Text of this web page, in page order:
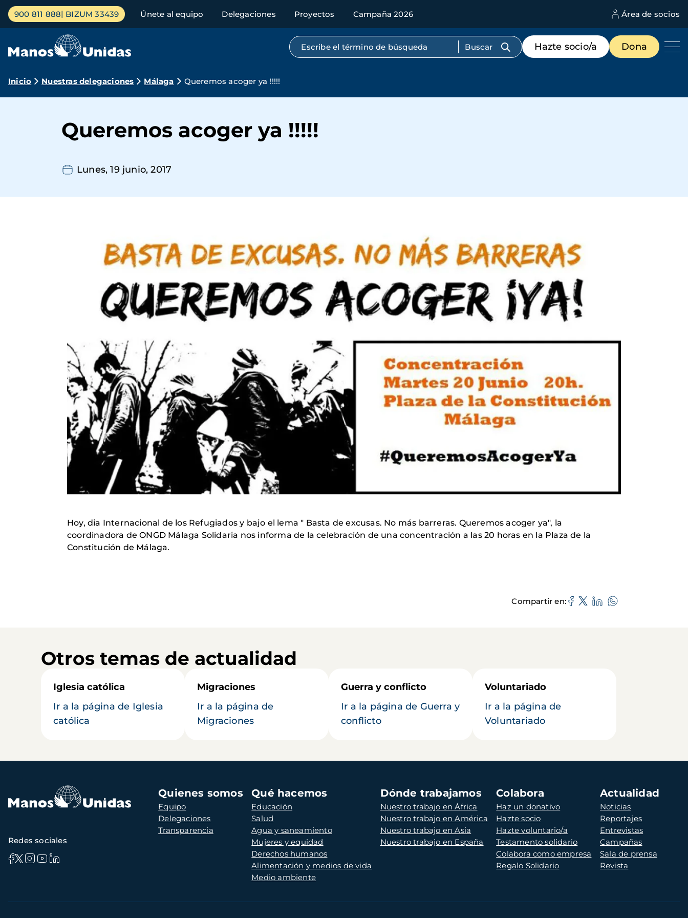
Pasar
contenido
Menú
principal
900 811 888 BIZUM 33439 Únete al equipo Delegaciones Proyectos Campaña 2026 Área de socios
Búsqueda por texto completo
Menú
de
destacados
Hazte socio/a Dona
Ruta
navegación
Inicio Nuestras delegaciones Málaga Queremos acoger ya !!!!!
Queremos acoger ya !!!!!
Lunes, 19 junio, 2017
Hoy, dia Internacional de los Refugiados y bajo el lema " Basta de excusas. No más barreras. Queremos acoger ya", la
coordinadora de ONGD Málaga Solidaria nos informa de la celebración de una concentración a las 20 horas en la Plaza de la
Constitución de Málaga.
Compartir en
Otros temas de actualidad
Iglesia católica
Ir a la página de Iglesia
católica
Migraciones
Ir a la página de
Migraciones
Guerra y conflicto
Ir a la página de Guerra y
conflicto
Voluntariado
Ir a la página de
Voluntariado
Navegación
principal
Quienes somos
Equipo
Delegaciones
Transparencia
Qué hacemos
Educación
Salud
Agua y saneamiento
Mujeres y equidad
Derechos humanos
Alimentación y medios de vida
Medio ambiente
Dónde trabajamos
Nuestro trabajo en África
Nuestro trabajo en América
Nuestro trabajo en Asia
Nuestro trabajo en España
Colabora
Haz un donativo
Hazte socio
Hazte voluntario/a
Testamento solidario
Colabora como empresa
Regalo Solidario
Actualidad
Noticias
Reportajes
Entrevistas
Campañas
Sala de prensa
Revista
Redes sociales